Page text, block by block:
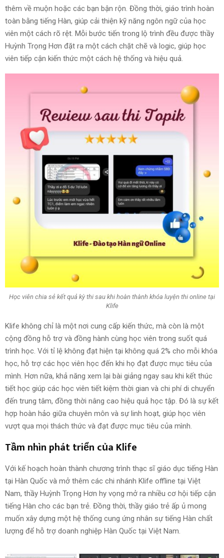
thêm về muộn hoặc các bạn bận rộn. Đồng thời, giáo trình hoàn
toàn bằng tiếng Hàn, giúp cải thiện kỹ năng ngôn ngữ của học
viên một cách rõ rệt. Mỗi bước tiến trong lộ trình đều được thầy
Huỳnh Trọng Hơn đặt ra một cách chặt chẽ và logic, giúp học
viên tiếp cận kiến thức một cách hệ thống và hiệu quả.
Học viên chia sẻ kết quả kỳ thi sau khi hoàn thành khóa luyện thi online tại
Klife
Klife không chỉ là một nơi cung cấp kiến thức, mà còn là một
cộng đồng hỗ trợ và đồng hành cùng học viên trong suốt quá
trình học. Với tỉ lệ không đạt hiện tại không quá 2% cho mỗi khóa
học, hỗ trợ các học viên học đến khi họ đạt được mục tiêu của
mình. Hơn nữa, khả năng xem lại bài giảng ngay sau khi kết thúc
tiết học giúp các học viên tiết kiệm thời gian và chi phí di chuyển
đến trung tâm, đồng thời nâng cao hiệu quả học tập. Đó là sự kết
hợp hoàn hảo giữa chuyên môn và sự linh hoạt, giúp học viên
vượt qua mọi thách thức và đạt được mục tiêu của mình.
Tầm nhìn phát triển của Klife
Với kế hoạch hoàn thành chương trình thạc sĩ giáo dục tiếng Hàn
tại Hàn Quốc và mở thêm các chi nhánh Klife offline tại Việt
Nam, thầy Huỳnh Trọng Hơn hy vọng mở ra nhiều cơ hội tiếp cận
tiếng Hàn cho các bạn trẻ. Đồng thời, thầy giáo trẻ ấp ủ mong
muốn xây dựng một hệ thống cung ứng nhân sự tiếng Hàn chất
lượng để hỗ trợ doanh nghiệp Hàn Quốc tại Việt Nam.